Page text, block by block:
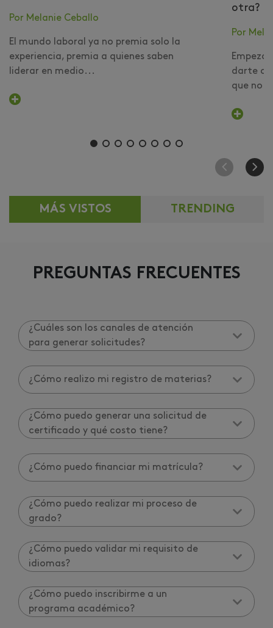
Por Melanie Ceballo
El mundo laboral ya no premia solo la
experiencia, premia a quienes saben
liderar en medio...
otra?
Por
darte
que no
MÁS VISTOS TRENDING
PREGUNTAS FRECUENTES
¿Cuáles son los canales de atención
para generar solicitudes?
¿Cómo realizo mi registro de materias?
¿Cómo puedo generar una solicitud de
certificado y qué costo tiene?
¿Cómo puedo financiar mi matrícula?
¿Cómo puedo realizar mi proceso de
grado?
¿Cómo puedo validar mi requisito de
idiomas?
¿Cómo puedo inscribirme a un
programa académico?